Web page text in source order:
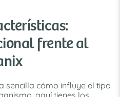
frente al
sencilla cómo influye el tipo
aquí tienes los